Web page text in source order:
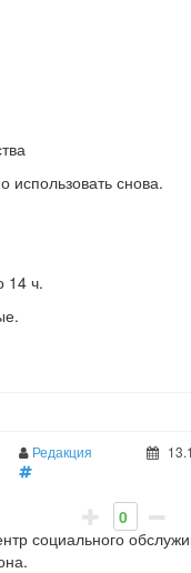
использовать снова.
14 ч.
Редакция
0
социального